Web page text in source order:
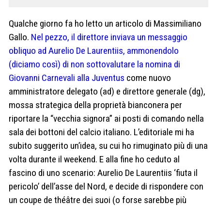
Qualche giorno fa ho letto un articolo di Massimiliano
Gallo. Nel pezzo, il direttore inviava un messaggio
obliquo ad Aurelio De Laurentiis, ammonendolo
(diciamo così) di non sottovalutare la nomina di
Giovanni Carnevali alla Juventus come nuovo
amministratore delegato (ad) e direttore generale (dg),
mossa strategica della proprietà bianconera per
riportare la “vecchia signora” ai posti di comando nella
sala dei bottoni del calcio italiano. L’editoriale mi ha
subito suggerito un’idea, su cui ho rimuginato più di una
volta durante il weekend. E alla fine ho ceduto al
fascino di uno scenario: Aurelio De Laurentiis ‘fiuta il
pericolo’ dell’asse del Nord, e decide di rispondere con
un coupe de théâtre dei suoi (o forse sarebbe più